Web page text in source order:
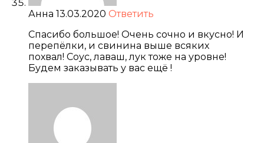
Анна 13.03.2020 Ответить
Спасибо большое! Очень сочно и вкусно! И
перепёлки, и свинина выше всяких
похвал! Соус, лаваш, лук тоже на уровне!
Будем заказывать у вас ещё !